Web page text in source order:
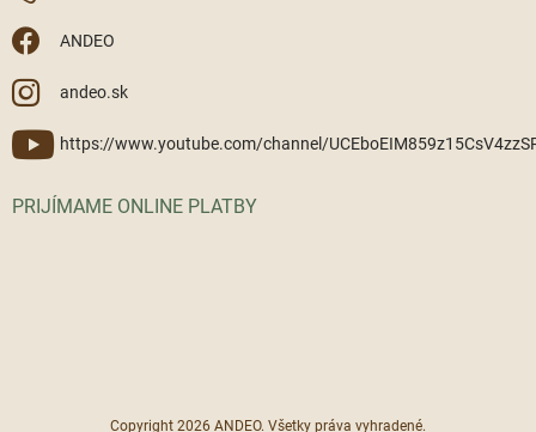
ANDEO
andeo.sk
https://www.youtube.com/channel/
PRIJÍMAME ONLINE PLATBY
Copyright 2026 ANDEO. Všetky práva vyhradené.